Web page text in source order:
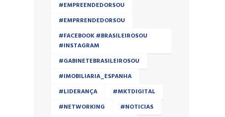
#EMPREENDEDORSOU
#EMPRRENDEDORSOU
#FACEBOOK #BRASILEIROSOU
#INSTAGRAM
#GABINETEBRASILEIROSOU
#IMOBILIARIA_ESPANHA
#LIDERANÇA
#MKTDIGITAL
#NETWORKING
#NOTICIAS